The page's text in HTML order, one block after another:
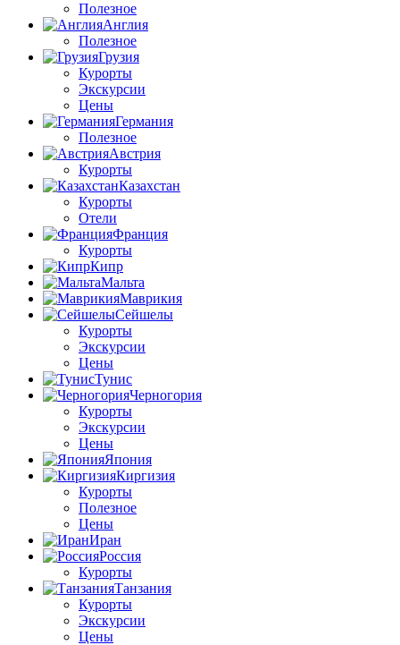
Полезное
Англия
Полезное
Грузия
Курорты
Экскурсии
Цены
Германия
Полезное
Австрия
Курорты
Казахстан
Курорты
Отели
Франция
Курорты
Кипр
Мальта
Маврикия
Сейшелы
Курорты
Экскурсии
Цены
Тунис
Черногория
Курорты
Экскурсии
Цены
Япония
Киргизия
Курорты
Полезное
Цены
Иран
Россия
Курорты
Танзания
Курорты
Экскурсии
Цены